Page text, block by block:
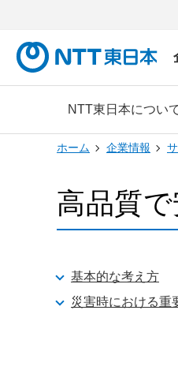
NTT東日本につい
ホーム 企業情報
高品質
基本的な考え方
災害時における重